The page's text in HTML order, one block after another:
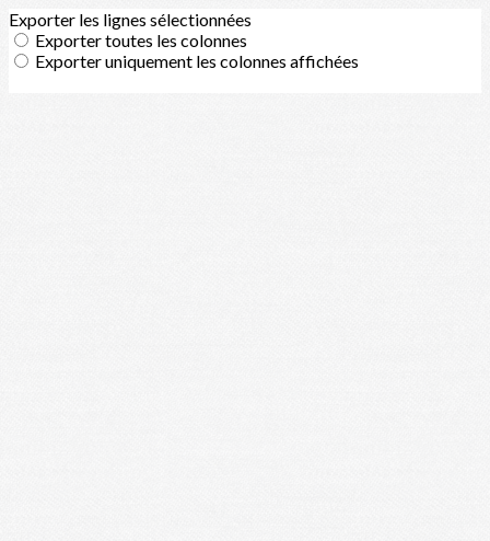
Exporter les lignes sélectionnées
Exporter toutes les colonnes
Exporter uniquement les colonnes affichées